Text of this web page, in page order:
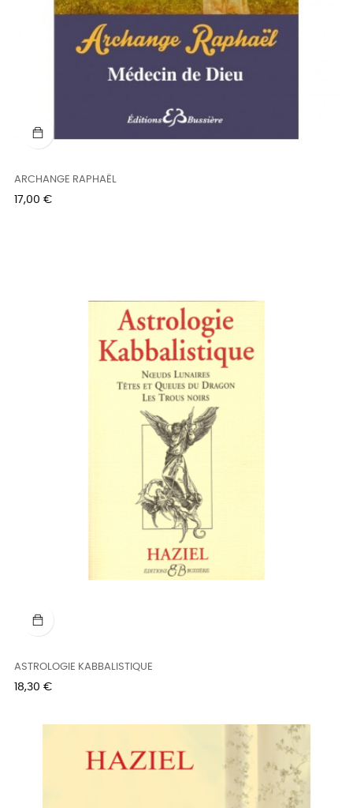
ARCHANGE RAPHAËL
Prix
17,00 €
ASTROLOGIE KABBALISTIQUE
Prix
18,30 €